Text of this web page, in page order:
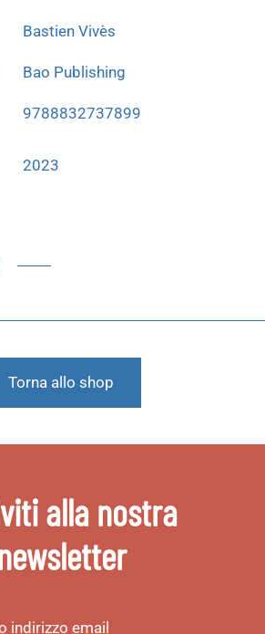
Bastien Vivès
Bao Publishing
9788832737899
2023
Torna allo shop
alla nostra